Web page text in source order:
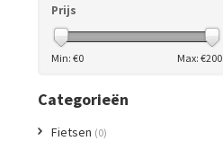
Prijs
Min: €0 Max: €200
Categorieën
Fietsen (0)